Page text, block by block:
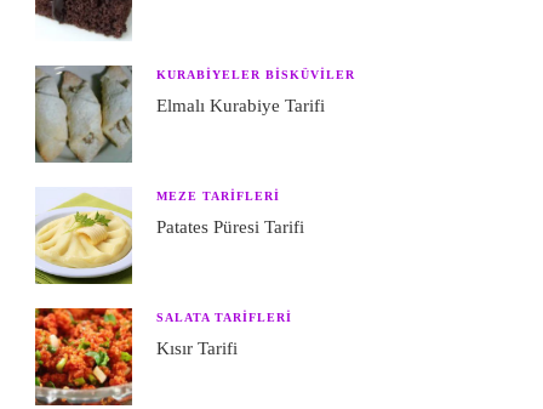
KURABIYELER BISKÜVILER
Elmalı Kurabiye Tarifi
MEZE TARIFLERI
Patates Püresi Tarifi
SALATA TARIFLERI
Kısır Tarifi